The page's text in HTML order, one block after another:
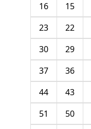
15
16
22
23
29
30
36
37
43
44
50
51